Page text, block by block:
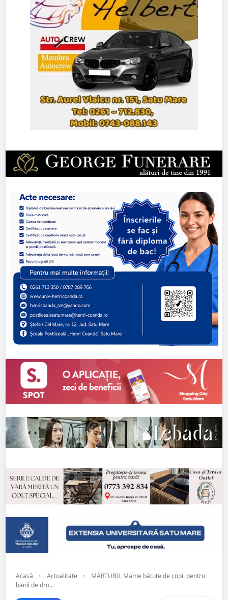
Acasă • Actualitate •
MĂRTURII. Mame bătute de copii pentru
banii de dro...